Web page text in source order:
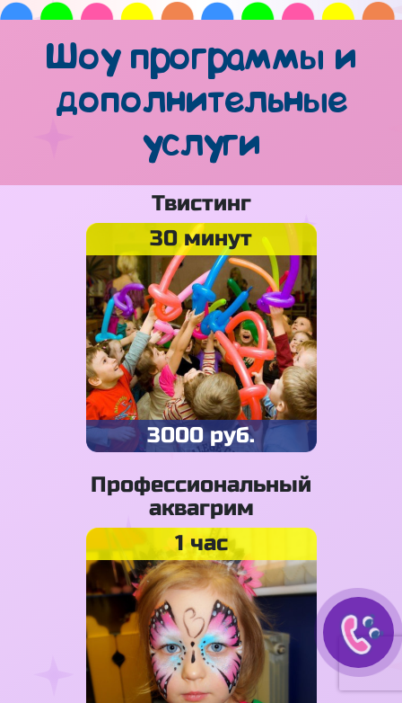
Шоу программы и
дополнительные
услуги
Твистинг
30 минут
3000 руб.
Профессиональный
аквагрим
1 час